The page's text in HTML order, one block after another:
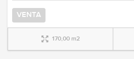
VENTA
170,00 m2